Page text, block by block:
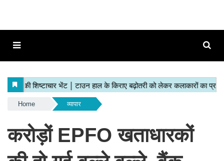
Home व्यापार
करोड़ों EPFO खताधारकों